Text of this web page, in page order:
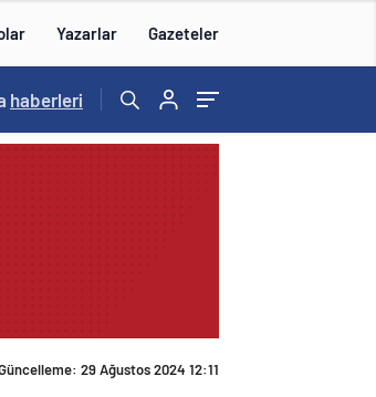
Yazarlar Gazeteler
haberleri
29 Ağustos 2024 12:11